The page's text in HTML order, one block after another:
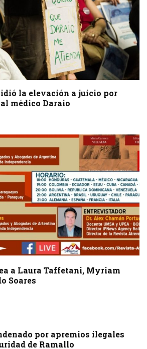
la elevación a juicio por
médico Daraio
a Laura Taffetani, Myriam
Soares
por apremios ilegales
de Ramallo